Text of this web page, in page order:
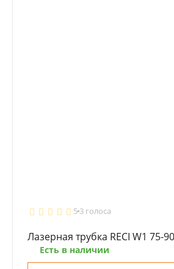
5 3 голоса
Лазерная трубка RECI W1 75-
Есть в наличии